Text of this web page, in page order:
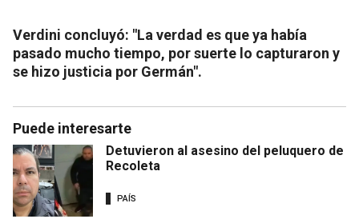
Verdini concluyó: "La verdad es que ya había
pasado mucho tiempo, por suerte lo capturaron y
se hizo justicia por Germán".
Puede interesarte
Detuvieron al asesino del peluquero de
Recoleta
PAÍS